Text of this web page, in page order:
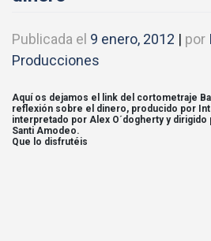
Publicada el 9 enero, 2012 | por
Producciones
Aquí os dejamos el link del cortometraje
reflexión sobre el dinero, producido por
interpretado por Alex O´dogherty y
Santi Amodeo.
Que lo disfrutéis